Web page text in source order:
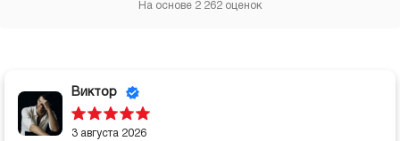
На основе 2 262 оценок
Виктор
3 августа 2026